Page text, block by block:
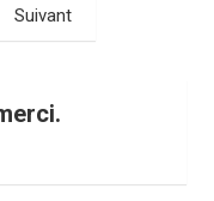
Suivant